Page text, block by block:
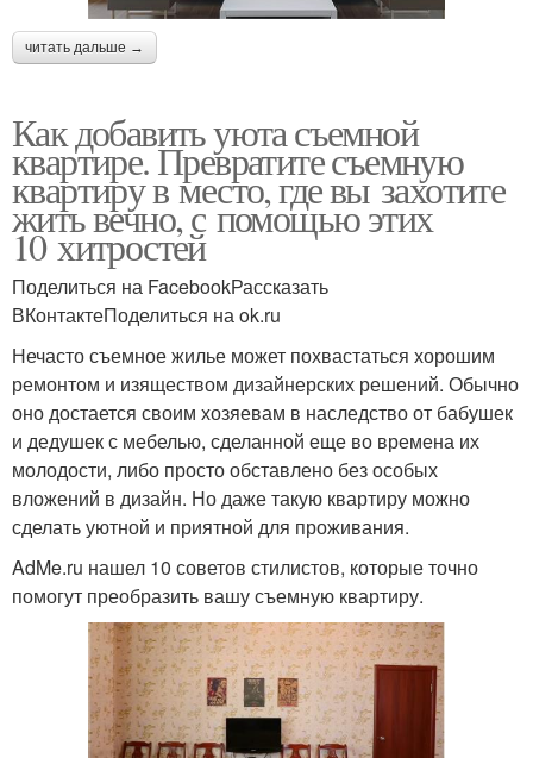
читать дальше →
Как добавить уюта съемной
квартире. Превратите съемную
квартиру в место, где вы захотите
жить вечно, с помощью этих
10 хитростей
Поделиться на FacebookРассказать
ВКонтактеПоделиться на ok.ru
Нечасто съемное жилье может похвастаться хорошим
ремонтом и изяществом дизайнерских решений. Обычно
оно достается своим хозяевам в наследство от бабушек
и дедушек с мебелью, сделанной еще во времена их
молодости, либо просто обставлено без особых
вложений в дизайн. Но даже такую квартиру можно
сделать уютной и приятной для проживания.
AdMe.ru нашел 10 советов стилистов, которые точно
помогут преобразить вашу съемную квартиру.